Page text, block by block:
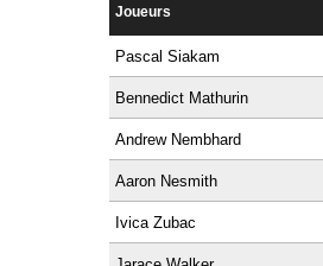
Joueurs
Pascal Siakam
Bennedict Mathurin
Andrew Nembhard
Aaron Nesmith
Ivica Zubac